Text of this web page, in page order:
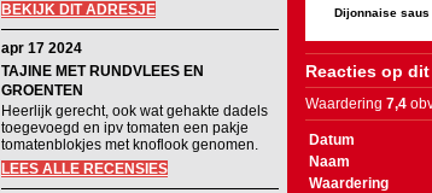
BEKIJK DIT ADRESJE
apr 17 2024
TAJINE MET RUNDVLEES EN
GROENTEN
Heerlijk gerecht, ook wat gehakte dadels
toegevoegd en ipv tomaten een pakje
tomatenblokjes met knoflook genomen.
LEES ALLE RECENSIES
Dijonnaise saus
Reacties op
Waardering 7,4
Datum
Naam
Waardering